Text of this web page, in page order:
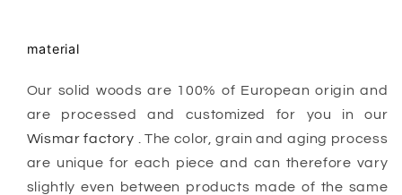
material
Our solid woods are 100% of European originand
are processed and customized for you in our
Wismar factory . The color, grain and aging process
are unique for each piece and can therefore vary
slightly even between products made of the same